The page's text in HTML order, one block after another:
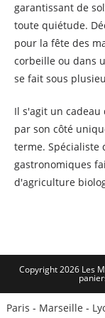
garantissant de
toute quiétude.
pour la fête des
corbeille ou dans
se fait sous
Il s'agit un
par son côté
terme. Spécialiste
gastronomiques
d'agriculture
Copyright 2026 Les
Paris - Marseille -